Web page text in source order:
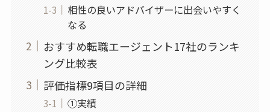
相性の良いアドバイザーに出会いやすく
なる
おすすめ転職エージェント17社のランキ
ング比較表
評価指標9項目の詳細
①実績